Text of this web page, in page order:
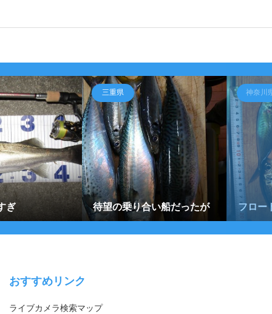
ぎ
三重県
待望の乗り合い船だったが
神奈川
フロー
おすすめリンク
ライブカメラ検索マップ